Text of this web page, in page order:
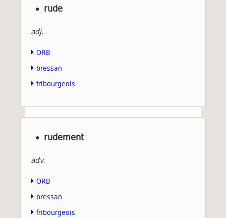
rude
adj.
ORB
bressan
fribourgeois
rudement
adv.
ORB
bressan
fribourgeois